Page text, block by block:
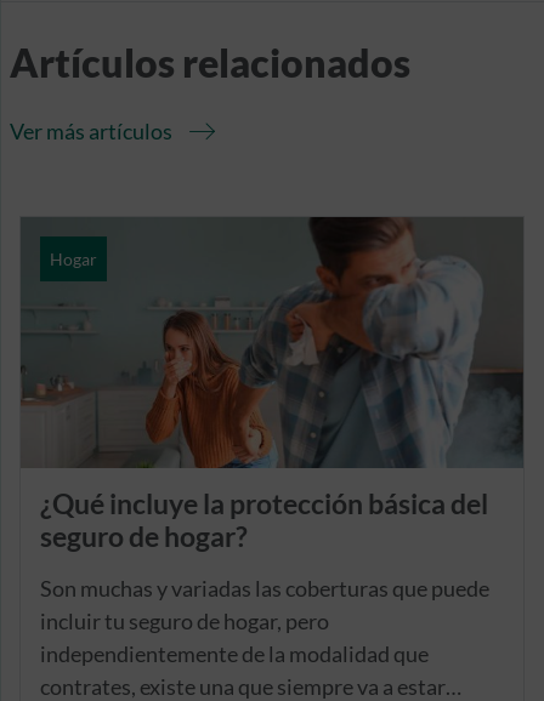
Artículos relacionados
Ver más artículos
Hogar
¿Qué incluye la protección básica del
seguro de hogar?
Son muchas y variadas las coberturas que puede
incluir tu seguro de hogar, pero
independientemente de la modalidad que
contrates, existe una que siempre va a estar